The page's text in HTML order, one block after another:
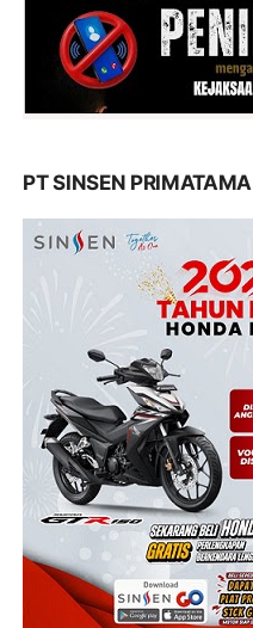
PT SINSEN PRIMATAMA